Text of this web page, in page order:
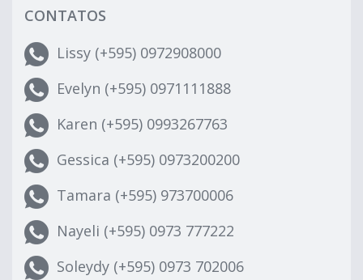
CONTATOS
Lissy (+595) 0972908000
Evelyn (+595) 0971111888
Karen (+595) 0993267763
Gessica (+595) 0973200200
Tamara (+595) 973700006
Nayeli (+595) 0973 777222
Soleydy (+595) 0973 702006